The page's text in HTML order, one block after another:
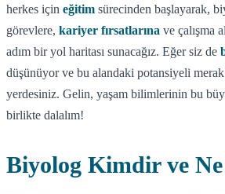
herkes için eğitim sürecinden başlayarak,
görevlere, kariyer fırsatlarına ve çalışma
adım bir yol haritası sunacağız. Eğer siz de
düşünüyor ve bu alandaki potansiyeli
yerdesiniz. Gelin, yaşam bilimlerinin bu
birlikte dalalım!
Biyolog Kimdir ve